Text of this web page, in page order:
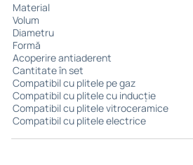
Material
Volum
Diametru
Formă
Acoperire antiaderent
Cantitate în set
Compatibil cu plitele pe gaz
Compatibil cu plitele cu inducție
Compatibil cu plitele vitroceramice
Compatibil cu plitele electrice